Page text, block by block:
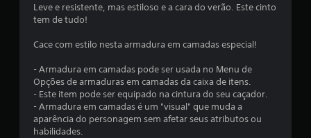
Leve e resistente, mas estiloso e a cara do verão. Este cinto
tem de tudo!
Cace com estilo nesta armadura em camadas especial!
- Armadura em camadas pode ser usada no Menu de
Opções de armaduras em camadas da caixa de itens.
- Este item pode ser equipado na cintura do seu caçador.
- Armadura em camadas é um "visual" que muda a
aparência do personagem sem afetar seus atributos ou
habilidades.